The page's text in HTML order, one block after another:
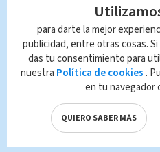
Noticias
de agosto 2026
para darte la mejor
publicidad, entre otras cosas.
das tu consentimiento para
nuestra Política de cookies .
en tu navegador
QUIERO SABER MÁS